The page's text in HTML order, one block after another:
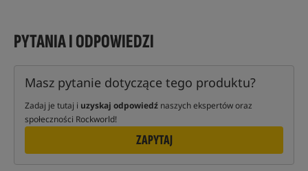
PYTANIA I ODPOWIEDZI
Masz pytanie dotyczące tego produktu?
Zadaj je tutaj i uzyskaj odpowiedź naszych ekspertów oraz
społeczności Rockworld!
ZAPYTAJ